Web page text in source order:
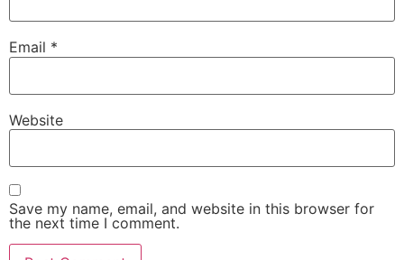
Email *
Website
Save my name, email, and website in this browser for
the next time I comment.